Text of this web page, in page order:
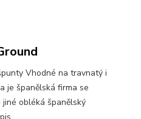
Vhodné na travnatý i
je španělská firma se
jiné obléká španělský